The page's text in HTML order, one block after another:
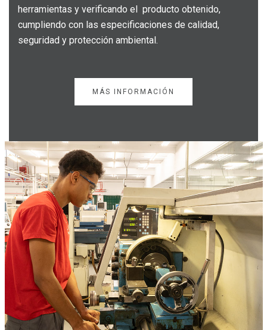
herramientas y verificando el producto obtenido,
cumpliendo con las especificaciones de calidad,
seguridad y protección ambiental.
MÁS INFORMACIÓN